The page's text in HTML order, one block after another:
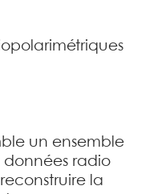
un ensemble
données radio
la